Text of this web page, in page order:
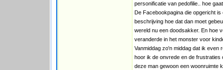
personificatie van pedofilie.. hoe
De Facebookpagina die opgericht
beschrijving hoe dat dan moet
wereld nu een doodsakker. En hoe
veranderde in het monster voor
Vanmiddag zo'n middag dat ik even
hoor ik de onvrede en de frustraties
deze man gewoon een woonruimte